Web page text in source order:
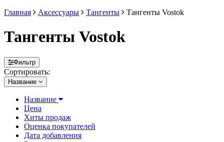
Главная
Аксессуары Тангенты Тангенты Vostok
Тангенты Vostok
Фильтр
Сортировать:
Название
Название
Цена
Хиты продаж
Оценка покупателей
Дата добавления